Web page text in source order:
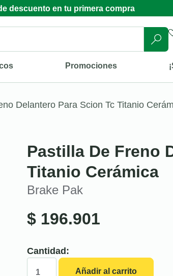
descuento en tu primera compra
Promociones
Delantero Para Scion Tc Titanio
Pastilla De Freno
Titanio Cerámica
Brake Pak
$ 196.901
Cantidad:
Añadir al carrito